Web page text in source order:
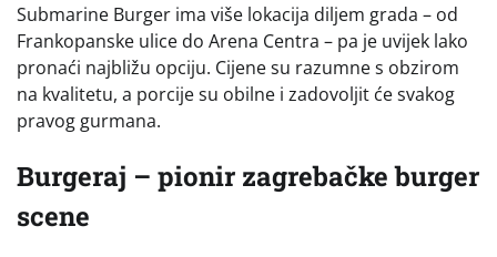
Submarine Burger ima više lokacija diljem grada – od
Frankopanske ulice do Arena Centra – pa je uvijek lako
pronaći najbližu opciju. Cijene su razumne s obzirom
na kvalitetu, a porcije su obilne i zadovoljit će svakog
pravog gurmana.
Burgeraj – pionir zagrebačke burger
scene